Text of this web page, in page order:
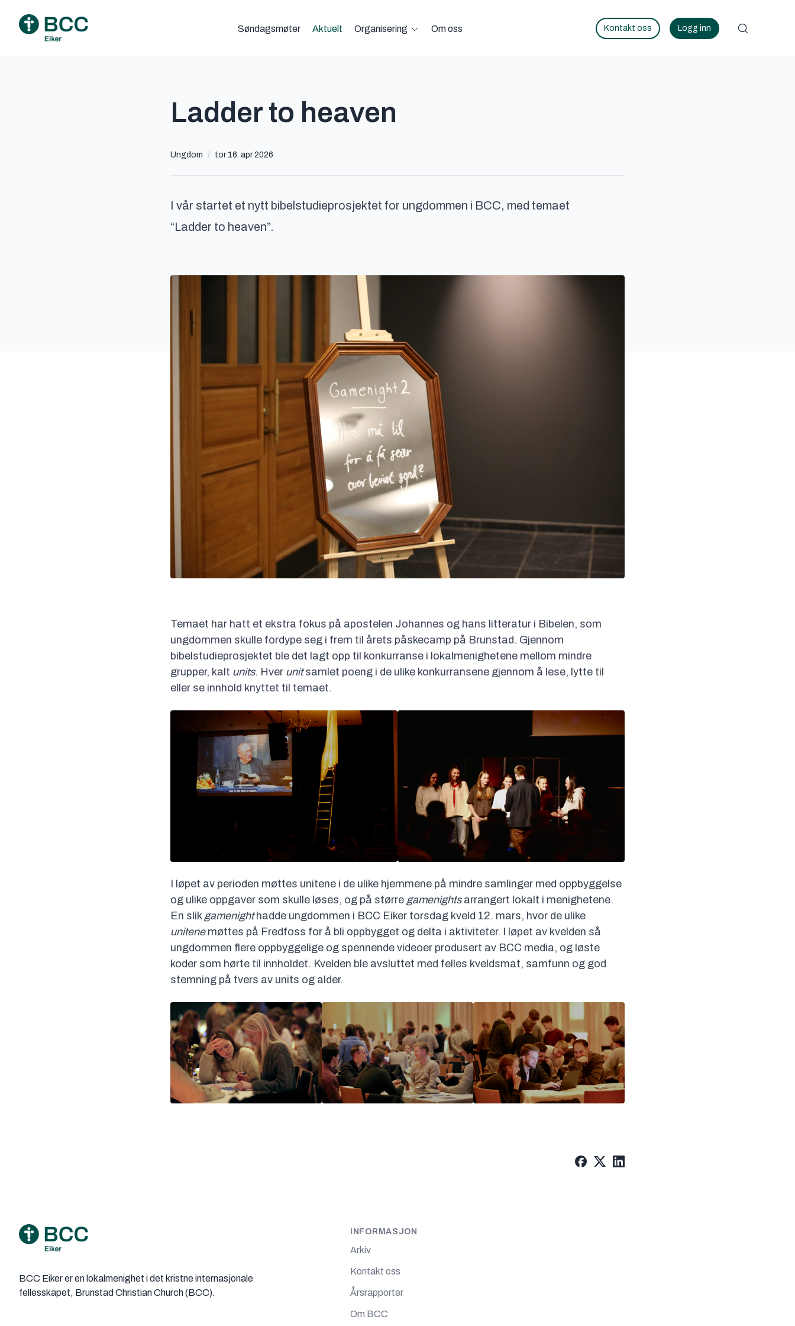
Søndagsmøter Aktuelt
Organisering
Om oss Kontakt oss Logg inn
Ladder to heaven
Ungdom / tor 16. apr 2026
I vår startet et nytt bibelstudieprosjektet for ungdommen i BCC, med temaet
“Ladder to heaven”.
Temaet har hatt et ekstra fokus på apostelen Johannes og hans litteratur i Bibelen, som
ungdommen skulle fordype seg i frem til årets påskecamp på Brunstad. Gjennom
bibelstudieprosjektet ble det lagt opp til konkurranse i lokalmenighetene mellom mindre
grupper, kalt units. Hver unitsamlet poeng i de ulike konkurransene gjennom å lese, lytte til
eller se innhold knyttet til temaet.
I løpet av perioden møttes unitene i de ulike hjemmene på mindre samlinger med oppbyggelse
og ulike oppgaver som skulle løses, og på større gamenightsarrangert lokalt i menighetene.
En slik gamenighthadde ungdommen i BCC Eiker torsdag kveld 12. mars, hvor de ulike
unitenemøttes på Fredfoss for å bli oppbygget og delta i aktiviteter. I løpet av kvelden så
ungdommen flere oppbyggelige og spennende videoer produsert av BCC media, og løste
koder som hørte til innholdet. Kvelden ble avsluttet med felles kveldsmat, samfunn og god
stemning på tvers av units og alder.
BCC Eiker er en lokalmenighet i det kristne internasjonale
fellesskapet, Brunstad Christian Church (BCC).
INFORMASJON
Arkiv
Kontakt oss
Årsrapporter
Om BCC